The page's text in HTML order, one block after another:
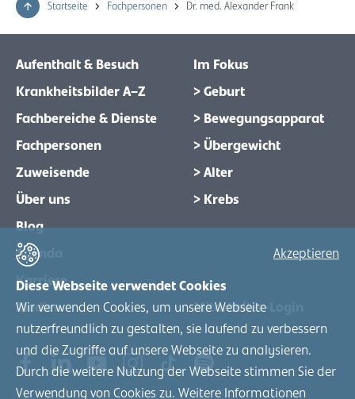
Diese Webseite verwendet Cookies
Wir verwenden Cookies, um unsere Webseite
nutzerfreundlich zu gestalten, sie laufend zu verbessern
und die Zugriffe auf unsere Webseite zu analysieren.
Durch die weitere Nutzung der Webseite stimmen Sie der
Verwendung von Cookies zu. Weitere Informationen
Akzeptieren
Startseite Fachpersonen Dr. med. Alexander Frank
Aufenthalt & Besuch
Krankheitsbilder A–Z
Fachbereiche & Dienste
Fachpersonen
Zuweisende
Über uns
Blog
Agenda
Karriere
Medien
Im Fokus
> Geburt
> Bewegungsapparat
> Übergewicht
> Alter
> Krebs
Mitarbeiter-Login